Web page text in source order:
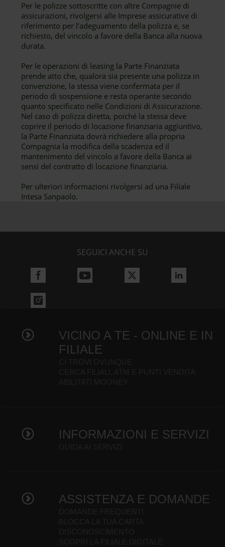
Per le polizze sottoscritte con altre Compagnie di
assicurazioni, rivolgersi alle Imprese assicurative di
riferimento per l’adeguamento della polizza e, se
richiesto, del vincolo a favore della Banca alla nuova
durata.
Per le operazioni di leasing la Parte Finanziata
prende atto che, qualora sia presente una polizza in
convenzione, la stessa viene confermata per il
periodo di sospensione e resta operante secondo
quanto specificato nelle Condizioni di Assicurazione.
Nel caso di polizza diretta, poiché la stessa deve
coprire il periodo di locazione finanziaria aggiuntivo,
la Parte Finanziata dovrà richiedere alla propria
Compagnia la modifica della scadenza ed il
mantenimento del vincolo a favore della Banca ai
sensi del contratto di locazione finanziaria.
Per ulteriori informazioni rivolgersi ad una Filiale
Intesa Sanpaolo.
SEGUICI ANCHE SU
VICINO A TE - ONLINE E IN
FILIALE
INFORMAZIONI E SERVIZI
ASSISTENZA E DOMANDE